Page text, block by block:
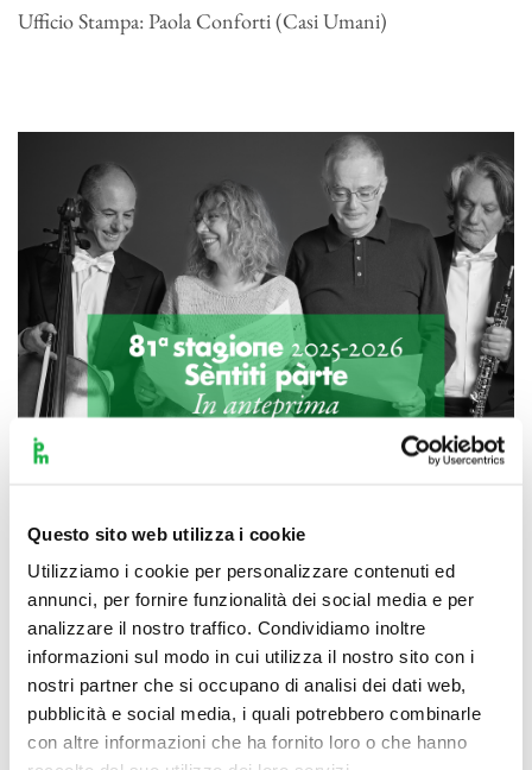
Questo sito web utilizza i cookie
Utilizziamo i cookie per personalizzare contenuti ed
annunci, per fornire funzionalità dei social media e per
analizzare il nostro traffico. Condividiamo inoltre
informazioni sul modo in cui utilizza il nostro sito con i
nostri partner che si occupano di analisi dei dati web,
pubblicità e social media, i quali potrebbero combinarle
con altre informazioni che ha fornito loro o che hanno
Ufficio Stampa: Paola Conforti (Casi Umani)
Scopri di più